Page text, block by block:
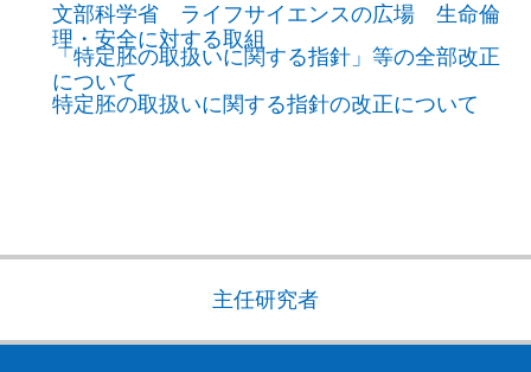
文部科学省 ライフサイエンスの広場 生命倫
理・安全に対する取組
「特定胚の取扱いに関する指針」等の全部改正
について
特定胚の取扱いに関する指針の改正について
主任研究者